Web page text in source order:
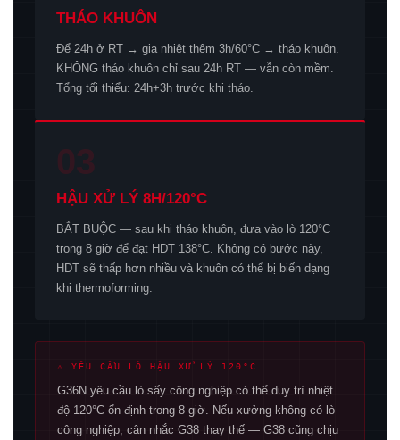
THÁO KHUÔN
Để 24h ở RT → gia nhiệt thêm 3h/60°C → tháo khuôn.
KHÔNG tháo khuôn chỉ sau 24h RT — vẫn còn mềm.
Tổng tối thiểu: 24h+3h trước khi tháo.
03
HẬU XỬ LÝ 8H/120°C
BẮT BUỘC — sau khi tháo khuôn, đưa vào lò 120°C
trong 8 giờ để đạt HDT 138°C. Không có bước này,
HDT sẽ thấp hơn nhiều và khuôn có thể bị biến dạng
khi thermoforming.
⚠ YÊU CẦU LÒ HẬU XỬ LÝ 120°C
G36N yêu cầu lò sấy công nghiệp có thể duy trì nhiệt
độ 120°C ổn định trong 8 giờ. Nếu xưởng không có lò
công nghiệp, cân nhắc G38 thay thế — G38 cũng chịu